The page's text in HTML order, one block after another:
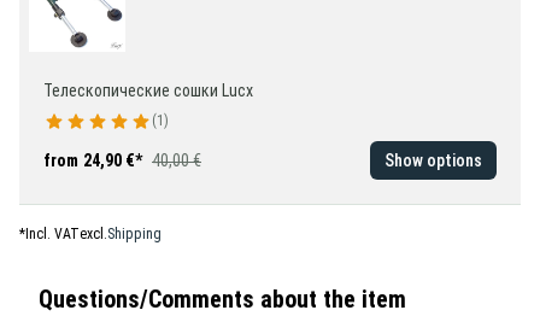
Телескопические сошки Lucx
1
from 24,90 €* 40,00 € Show options
* Incl. VATexcl.Shipping
Questions/Comments about the item